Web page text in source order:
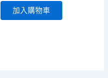
加入購物車